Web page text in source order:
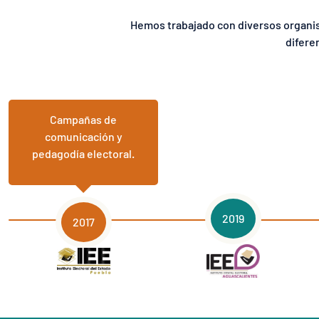
Hemos trabajado con diversos
Campañas de
comunicación y
pedagodía electoral.
2017 2019